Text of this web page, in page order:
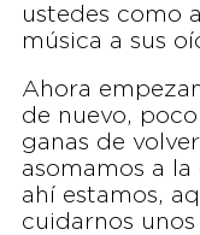
ustedes como
música a sus
Ahora
de nuevo,
ganas de
asomamos a
ahí estamos,
cuidarnos